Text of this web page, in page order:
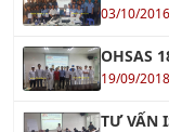
03/10/2016
OHSAS
19/09/2018
TƯ VẤN